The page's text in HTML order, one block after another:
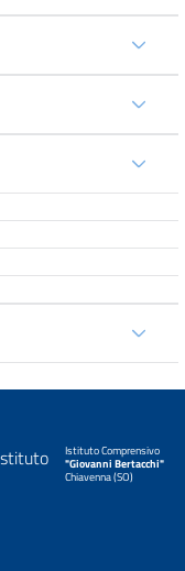
Istituto Comprensivo
"Giovanni Bertacchi"
Chiavenna (SO)